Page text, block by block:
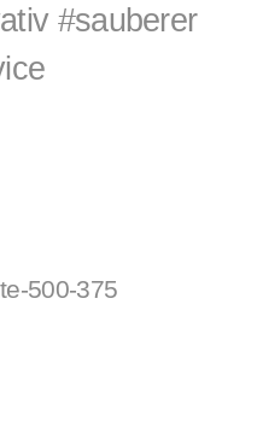
#sauberer